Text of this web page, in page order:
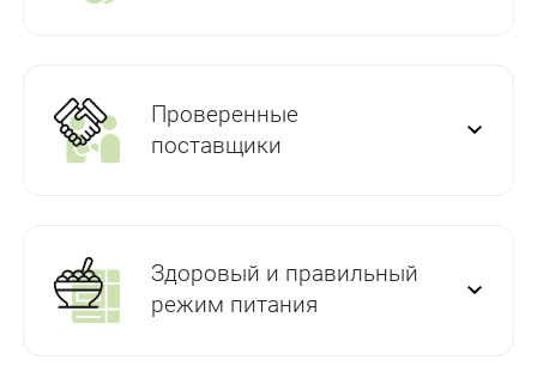
Проверенные
поставщики
Здоровый и правильный
режим питания